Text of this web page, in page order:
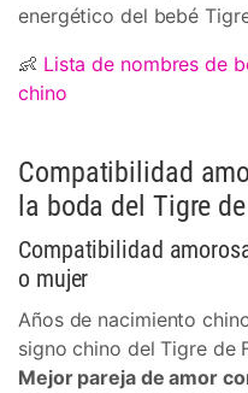
energético del bebé
👶 Lista de nombres de
chino
Compatibilidad
la boda del Tigre
Compatibilidad
o mujer
Años de nacimiento
signo chino del Tigre de
Mejor pareja de amor